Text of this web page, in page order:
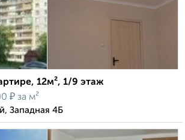
12м², 1/9 этаж
₽ за м²
Западная 4Б